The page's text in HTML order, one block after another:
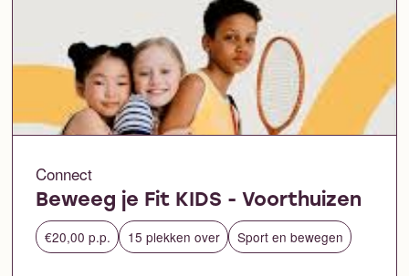
Connect
Beweeg je Fit KIDS - Voorthuizen
€20,00 p.p. 15 plekken over Sport en bewegen